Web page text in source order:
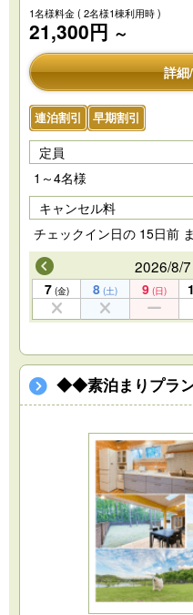
1名様料金( 2名様1棟利用時 )
21,300円 ～
詳細
連泊割引 早期割引
定員
1～4名様
キャンセル料
チェックイン日の 15日前
2026/8/
7 (金) 8 (土) 9 (日)
◆◆素泊まりプラ